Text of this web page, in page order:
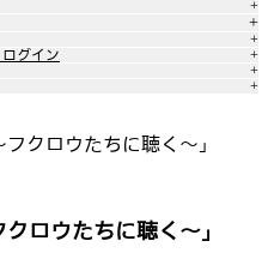
グイン
クロウたちに聴く～」
ロウたちに聴く～」